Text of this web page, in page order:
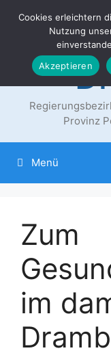
Inhalt
Der
Provinz
Menü
Zum
im
Cookies erleichtern
Nutzung
Akzeptieren